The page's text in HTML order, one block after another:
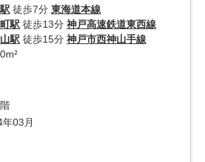
徒歩7分 東海道本線
駅 徒歩13分 神戸高速鉄道東西線
駅 徒歩15分 神戸市西神山手線
年03月